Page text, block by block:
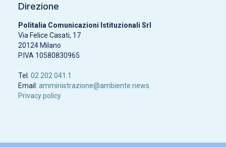
Direzione
Politalia Comunicazioni Istituzionali Srl
Via Felice Casati, 17
20124 Milano
P.IVA 10580830965
Tel. 02 202 041.1
Email: amministrazione@ambiente.news
Privacy policy